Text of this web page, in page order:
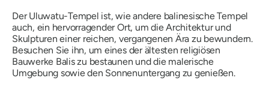
Der Uluwatu-Tempel ist, wie andere balinesische Tempel
auch, ein hervorragender Ort, um die Architektur und
Skulpturen einer reichen, vergangenen Ära zu bewundern.
Besuchen Sie ihn, um eines der ältesten religiösen
Bauwerke Balis zu bestaunen und die malerische
Umgebung sowie den Sonnenuntergang zu genießen.